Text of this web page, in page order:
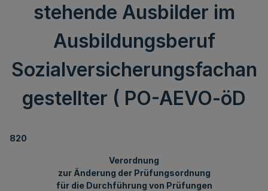
stehende Ausbilder im
Ausbildungsberuf
Sozialversicherungsfachan
gestellter ( PO-AEVO-öD
820
Verordnung
zur Änderung der Prüfungsordnung
für die Durchführung von Prüfungen